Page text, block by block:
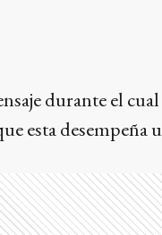
durante el
esta